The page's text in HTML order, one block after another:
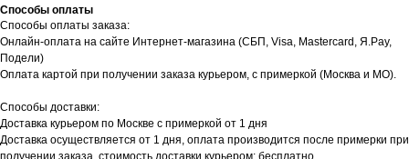
Способы оплаты
Способы оплаты заказа:
Онлайн-оплата на сайте Интернет-магазина (СБП, Visa, Mastercard, Я.Pay,
Подели)
Оплата картой при получении заказа курьером, с примеркой (Москва и МО).
Способы доставки:
Доставка курьером по Москве с примеркой от 1 дня
Доставка осуществляется от 1 дня, оплата производится после примерки при